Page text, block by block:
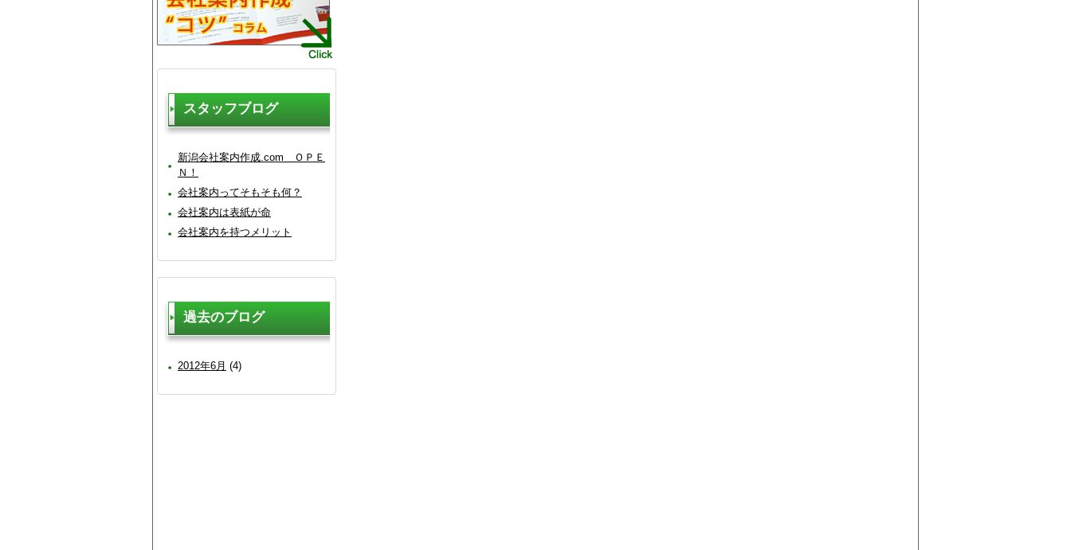
スタッフブログ
新潟会社案内作成.com ＯＰＥ
Ｎ！
会社案内ってそもそも何？
会社案内は表紙が命
会社案内を持つメリット
過去のブログ
2012年6月 (4)